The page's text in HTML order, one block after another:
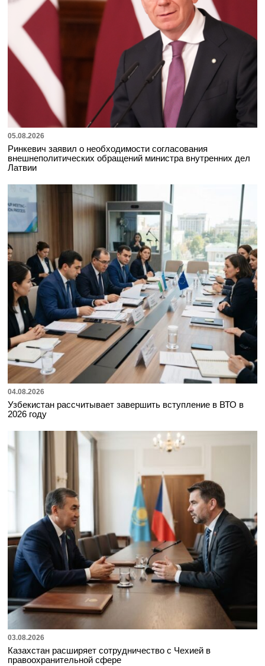
05.08.2026
Ринкевич заявил о необходимости согласования
внешнеполитических обращений министра внутренних дел
Латвии
04.08.2026
Узбекистан рассчитывает завершить вступление в ВТО в
2026 году
03.08.2026
Казахстан расширяет сотрудничество с Чехией в
правоохранительной сфере